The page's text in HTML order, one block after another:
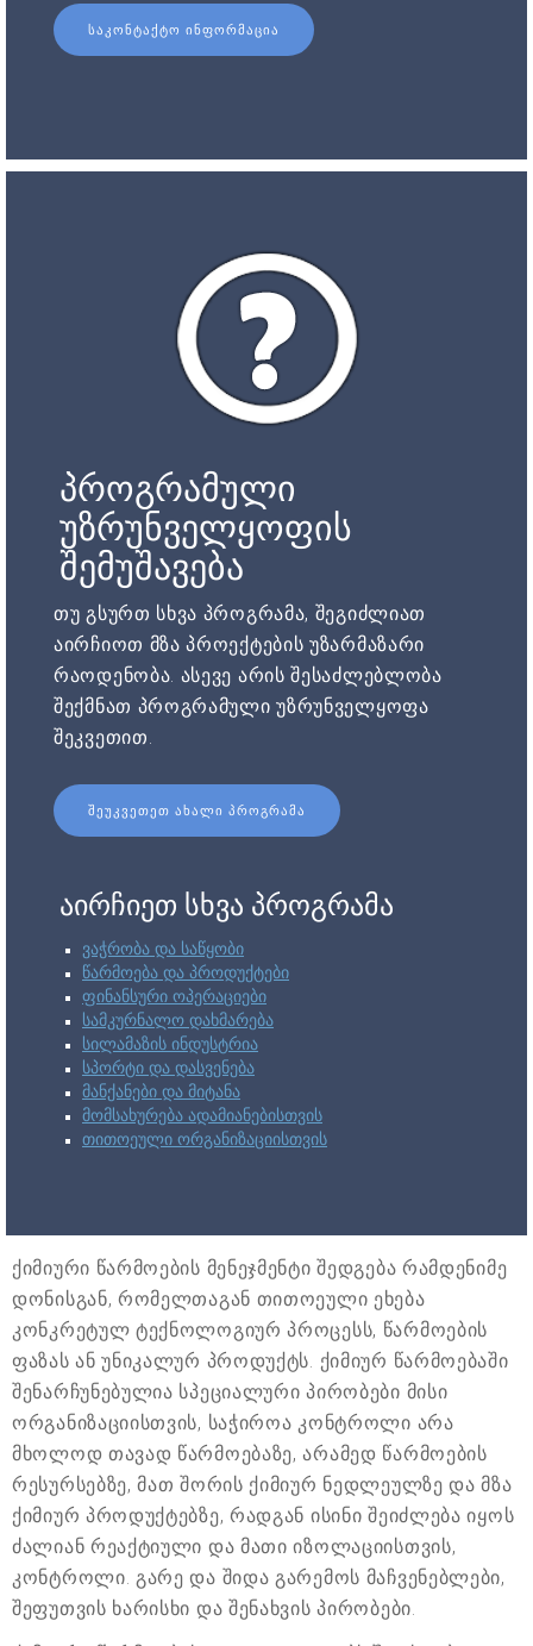
ᲡᲐᲙᲝᲜᲢᲐᲥᲢᲝ ᲘᲜᲤᲝᲠᲛᲐᲪᲘᲐ
პროგრამული
უზრუნველყოფის
შემუშავება
თუ გსურთ სხვა პროგრამა, შეგიძლიათ
აირჩიოთ მზა პროექტების უზარმაზარი
რაოდენობა. ასევე არის შესაძლებლობა
შექმნათ პროგრამული უზრუნველყოფა
შეკვეთით.
ᲨᲔᲣᲙᲕᲔᲗᲔᲗ ᲐᲮᲐᲚᲘ ᲞᲠᲝᲒᲠᲐᲛᲐ
აირჩიეთ სხვა პროგრამა
ვაჭრობა და საწყობი
წარმოება და პროდუქტები
ფინანსური ოპერაციები
სამკურნალო დახმარება
სილამაზის ინდუსტრია
სპორტი და დასვენება
მანქანები და მიტანა
მომსახურება ადამიანებისთვის
თითოეული ორგანიზაციისთვის
ქიმიური წარმოების მენეჯმენტი შედგება რამდენიმე
დონისგან, რომელთაგან თითოეული ეხება
კონკრეტულ ტექნოლოგიურ პროცესს, წარმოების
ფაზას ან უნიკალურ პროდუქტს. ქიმიურ წარმოებაში
შენარჩუნებულია სპეციალური პირობები მისი
ორგანიზაციისთვის, საჭიროა კონტროლი არა
მხოლოდ თავად წარმოებაზე, არამედ წარმოების
რესურსებზე, მათ შორის ქიმიურ ნედლეულზე და მზა
ქიმიურ პროდუქტებზე, რადგან ისინი შეიძლება იყოს
ძალიან რეაქტიული და მათი იზოლაციისთვის,
კონტროლი. გარე და შიდა გარემოს მაჩვენებლები,
შეფუთვის ხარისხი და შენახვის პირობები.